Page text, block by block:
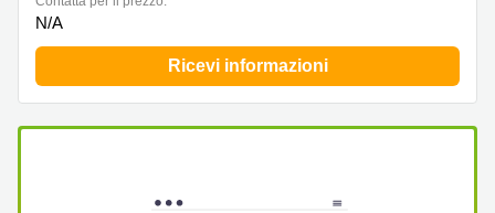
a
Firenze
in affitto su
Via Cipro,
N/A
Ricevi informazioni